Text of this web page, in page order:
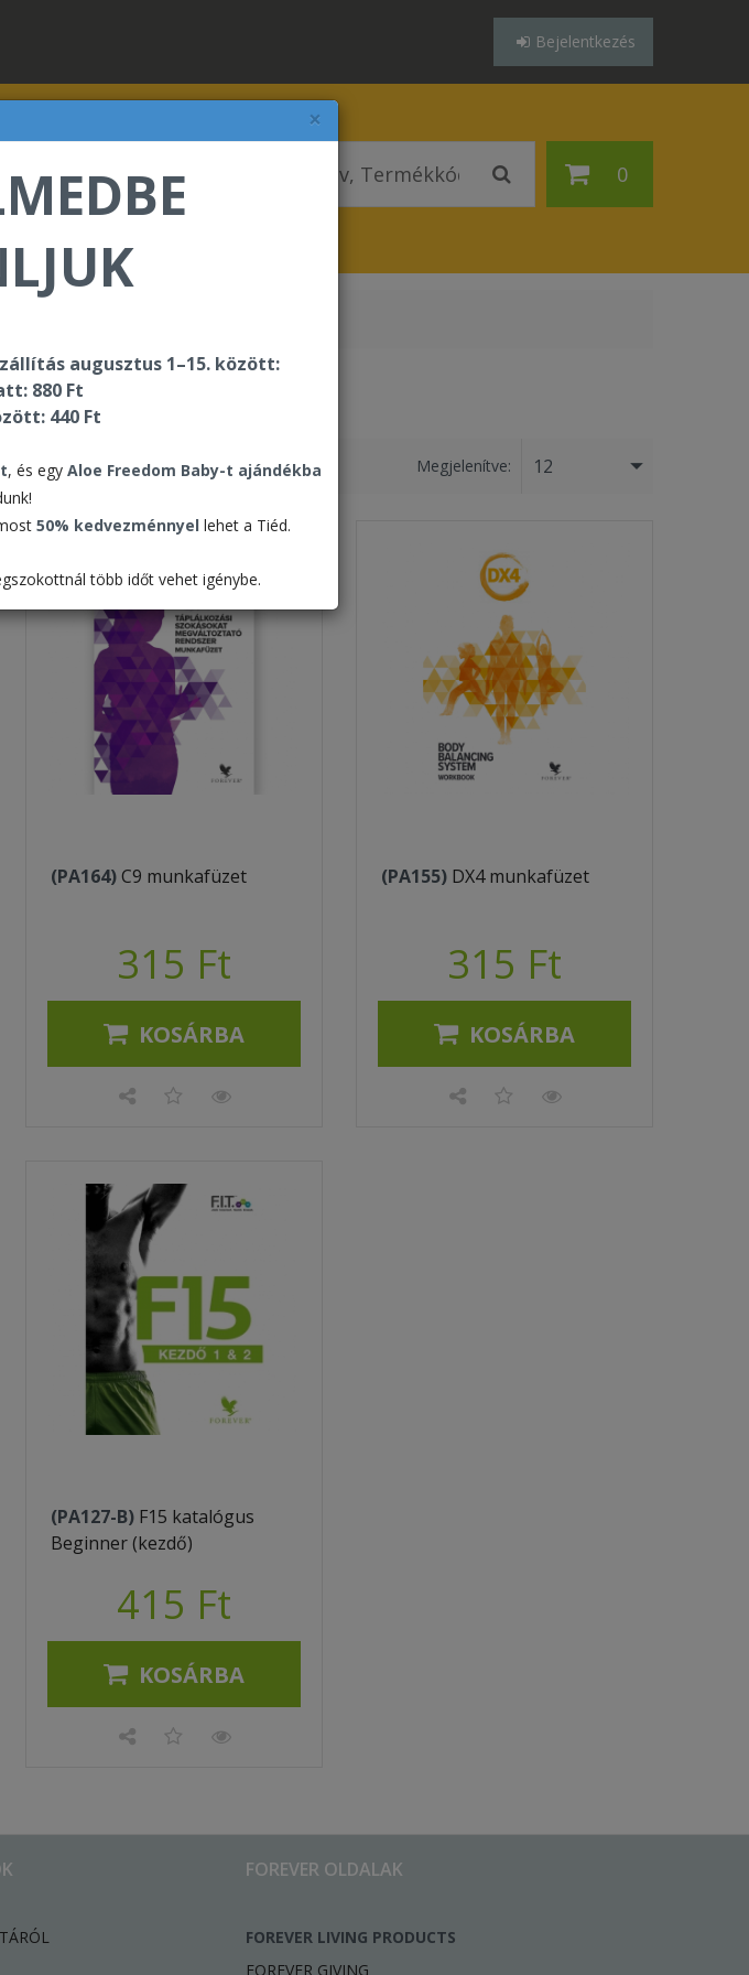
×
augusztus 1–15. között:
880 Ft
440 Ft
, és egy Aloe Freedom Baby-t ajándékba
50% kedvezménnyel lehet a Tiéd.
több időt vehet igénybe.
Bejelentkezés
0
Megjelenítve: 12
(PA164)C9 munkafüzet
315 Ft
KOSÁRBA
(PA155) DX4 munkafüzet
315 Ft
KOSÁRBA
(PA127-B) F15 katalógus
Beginner (kezdő)
415 Ft
KOSÁRBA
FOREVER OLDALAK
FOREVER LIVING PRODUCTS
FOREVER GIVING